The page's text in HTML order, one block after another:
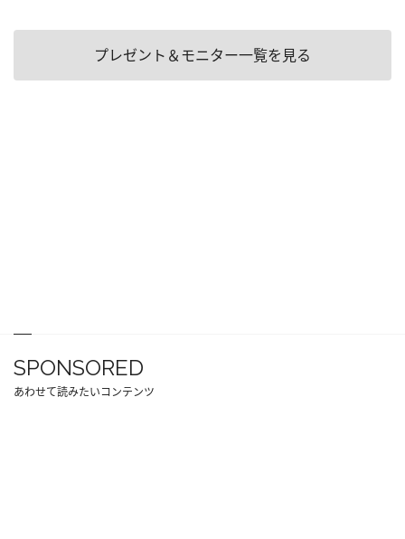
プレゼント＆モニター一覧を見る
SPONSORED
あわせて読みたいコンテンツ